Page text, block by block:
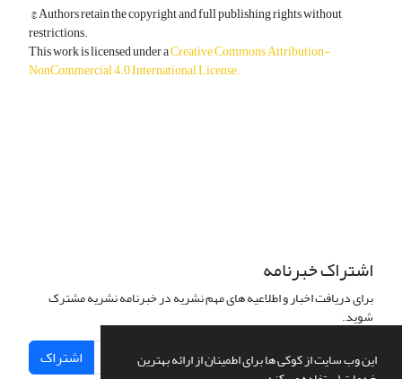
این وب سایت از کوکی ها برای اطمینان از ارائه بهترین
© Authors retain the copyright and full publishing rights without
restrictions.
This work is licensed under aCreative Commons Attribution-
NonCommercial 4.0 International License.
اشتراک خبرنامه
برای دریافت اخبار و اطلاعیه های مهم نشریه در خبرنامه نشریه مشترک
شوید.
اشتراک